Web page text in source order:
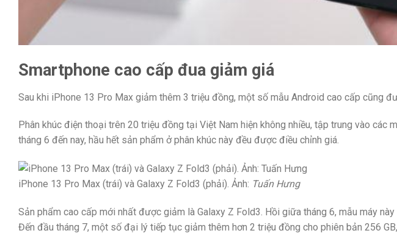
Smartphone cao cấp đua giảm giá
Sau khi iPhone 13 Pro Max giảm thêm 3 triệu đồng, một số mẫu Android cao cấp cũng
Phân khúc điện thoại trên 20 triệu đồng tại Việt Nam hiện không nhiều, tập trung vào các
tháng 6 đến nay, hầu hết sản phẩm ở phân khúc này đều được điều chỉnh giá.
iPhone 13 Pro Max (trái) và Galaxy Z Fold3 (phải). Ảnh: Tuấn Hưng
Sản phẩm cao cấp mới nhất được giảm là Galaxy Z Fold3. Hồi giữa tháng 6, mẫu máy
Đến đầu tháng 7, một số đại lý tiếp tục giảm thêm hơn 2 triệu đồng cho phiên bản 256